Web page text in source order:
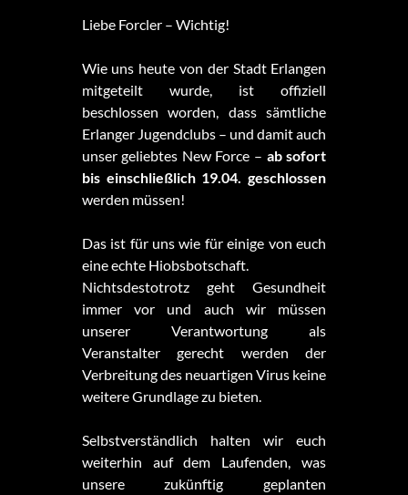
Liebe Forcler – Wichtig!
Wie uns heute von der Stadt Erlangen
mitgeteilt wurde, ist offiziell
beschlossen worden, dass sämtliche
Erlanger Jugendclubs – und damit auch
unser geliebtes New Force – ab sofort
bis einschließlich 19.04. geschlossen
werden müssen!
Das ist für uns wie für einige von euch
eine echte Hiobsbotschaft.
Nichtsdestotrotz geht Gesundheit
immer vor und auch wir müssen
unserer Verantwortung als
Veranstalter gerecht werden der
Verbreitung des neuartigen Virus keine
weitere Grundlage zu bieten.
Selbstverständlich halten wir euch
weiterhin auf dem Laufenden, was
unsere zukünftig geplanten